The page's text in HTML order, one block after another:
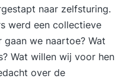
naar zelfsturing.
werd een collectieve
we naartoe? Wat
Wat willen wij voor hen
over de